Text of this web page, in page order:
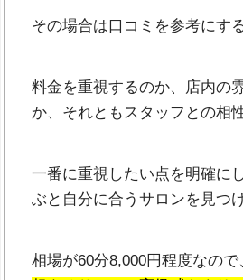
その場合は口コミを参考にす
料金を重視するのか、店内の
か、それともスタッフとの相
一番に重視したい点を明確に
ぶと自分に合うサロンを見つ
相場が60分8,000円程度なので